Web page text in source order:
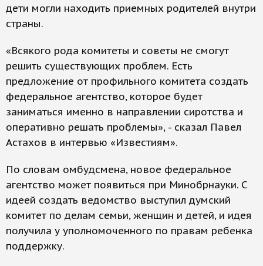
дети могли находить приемных родителей внутри
страны.
«Всякого рода комитеты и советы не смогут
решить существующих проблем. Есть
предложение от профильного комитета создать
федеральное агентство, которое будет
заниматься именно в направлении сиротства и
оперативно решать проблемы», - сказал Павел
Астахов в интервью «Известиям».
По словам омбудсмена, новое федеральное
агентство может появиться при Минобрнауки. С
идеей создать ведомство выступил думский
комитет по делам семьи, женщин и детей, и идея
получила у уполномоченного по правам ребенка
поддержку.